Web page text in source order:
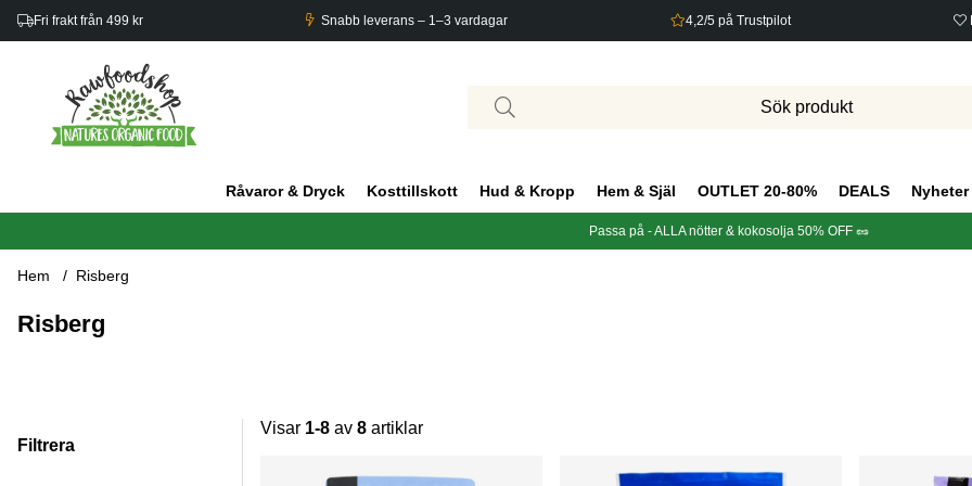
Fri frakt från 499 kr Snabb leverans – 1–3 vardagar 4,2/5 på Trustpilot
Råvaror & Dryck Kosttillskott Hud & Kropp Hem & Själ OUTLET 20-80% DEALS Nyheter
Passa på - ALLA nötter & kokosolja 50% OFF 🥜
Hem Risberg
Risberg
Filtrera
Visar 1-8 av 8 artiklar